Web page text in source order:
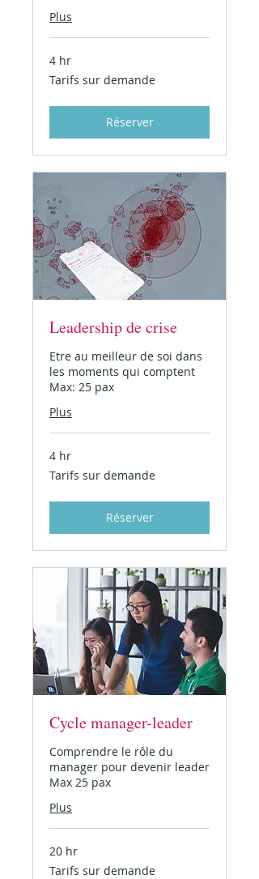
Plus
4 hr
Tarifs
sur
Tarifs sur demande
Réserver
Leadership de crise
Etre au meilleur de soi dans
les moments qui comptent
Max: 25 pax
Plus
4 hr
Tarifs
sur
Tarifs sur demande
Réserver
Cycle manager-leader
Comprendre le rôle du
manager pour devenir leader
Max 25 pax
Plus
20 hr
Tarifs
sur
Tarifs sur demande